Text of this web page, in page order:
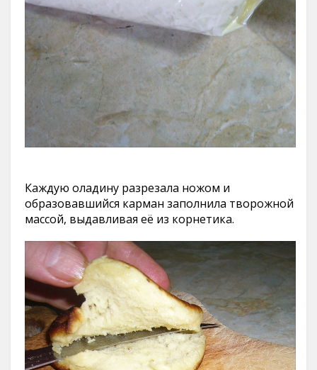
Каждую оладину разрезала ножом и
образовавшийся карман заполнила творожной
массой, выдавливая её из корнетика.